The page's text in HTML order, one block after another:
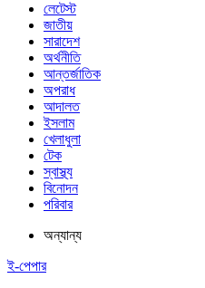
লেটেস্ট
জাতীয়
সারাদেশ
অর্থনীতি
আন্তর্জাতিক
অপরাধ
আদালত
ইসলাম
খেলাধুলা
টেক
স্বাস্থ্য
বিনোদন
পরিবার
অন্যান্য
ই-পেপার